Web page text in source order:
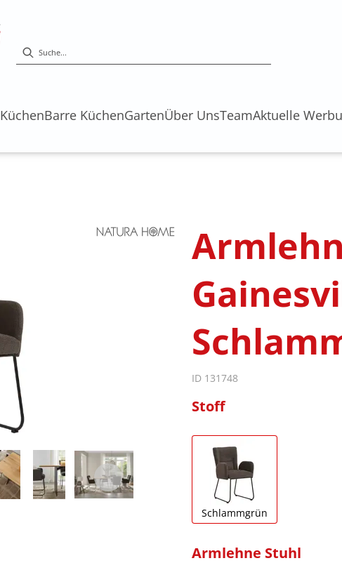
KüchenBarre KüchenGartenÜber UnsTeamAktuelle
ID 131748
Stoff
Schlammgrün
Armlehne Stuhl